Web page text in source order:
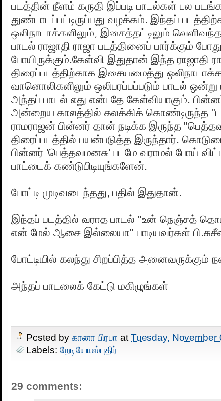
படத்தின் நீளம் கருதி இப்படி பாடல்கள் பல
துண்டாடப்பட்டிருப்பது வழக்கம். இந்தப்
ஒலிநாடாக்களிலும், இசைத்தட்டிலும்
பாடல் ராஜாதி ராஜா படத்தினைப் பார்க்கும்
போயிருக்கும்.கேள்வி இதுதான் இந்த ராஜாதி
திரைப்படத்திற்காக இசையமைத்து
வானொலிகளிலும் ஒலிபரப்பப்படும் பாடல்
அந்தப் பாடல் எது என்பதே கேள்வியாகும்.
அன்றைய காலத்தில் கலக்கிக் கொண்டிருந்த
ராமராஜன் பின்னர் தான் நடிக்க இருந்த
திரைப்படத்தில் பயன்படுத்த இருந்தார்.
பின்னர் 'பெத்தவமனசு' படமே வராமல் போய்
பாட்டைக் கண்டுபிடியுங்களேன்.
போட்டி முடிவடைந்தது, பதில் இதுதான்.
இந்தப் படத்தில் வராத பாடல் "உன் நெஞ்சத்
என் மேல் ஆசை இல்லையா" பாடியவர்கள்
போட்டியில் கலந்து சிறப்பித்த அனைவருக்கும்
அந்தப் பாடலைக் கேட்டு மகிழுங்கள்
Posted by கானா பிரபா at Tuesday, November
Labels: றேடியோஸ்புதிர்
29 comments: